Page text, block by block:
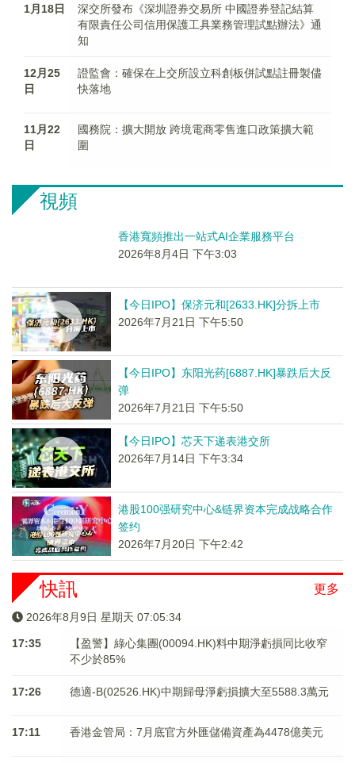
1月18日
深交所發布《深圳證券交易所 中國證券登記結算
有限責任公司信用保護工具業務管理試點辦法》通
知
12月25
日
證監會：確保在上交所設立科創板併試點註冊製儘
快落地
11月22
日
國務院：擴大開放 跨境電商零售進口政策擴大範
圍
視頻
香港寬頻推出一站式AI企業服務平台
2026年8月4日 下午3:03
【今日IPO】保济元和[2633.HK]分拆上市
2026年7月21日 下午5:50
【今日IPO】东阳光药[6887.HK]暴跌后大反
弹
2026年7月21日 下午5:50
【今日IPO】芯天下递表港交所
2026年7月14日 下午3:34
港股100强研究中心&链界资本完成战略合作
签约
2026年7月20日 下午2:42
更多
快訊
2026年8月9日 星期天 07:05:35
17:35
【盈警】綠心集團(00094.HK)料中期淨虧損同比收窄
不少於85%
17:26 德適-B(02526.HK)中期歸母淨虧損擴大至5588.3萬元
17:11 香港金管局：7月底官方外匯儲備資產為4478億美元